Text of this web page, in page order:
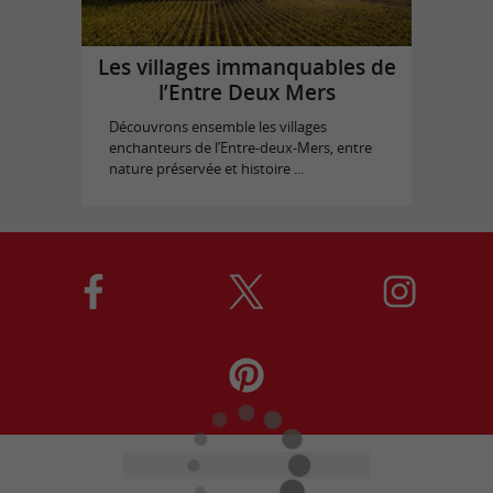
Les villages immanquables de
l’Entre Deux Mers
Découvrons ensemble les villages
enchanteurs de l’Entre-deux-Mers, entre
nature préservée et histoire ...